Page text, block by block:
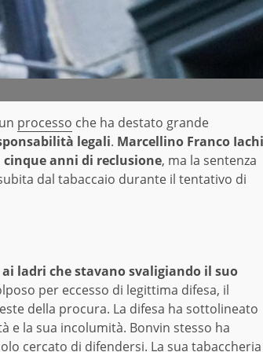
processo che ha destato grande
legali. Marcellino Franco Iachi
anni di reclusione, ma la sentenza
dal tabaccaio durante il tentativo di
ladri che stavano svaligiando il suo
per eccesso di legittima difesa, il
della procura. La difesa ha sottolineato
e la sua incolumità. Bonvin stesso ha
cercato di difendersi. La sua tabaccheria